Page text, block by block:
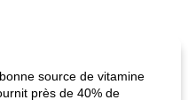
source de vitamine
près de 40% de